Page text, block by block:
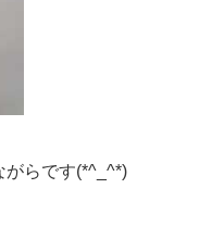
がらです(*^ ^*)